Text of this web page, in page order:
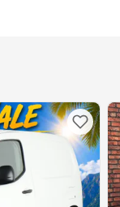
situatie is
maximum uit
CITY. De